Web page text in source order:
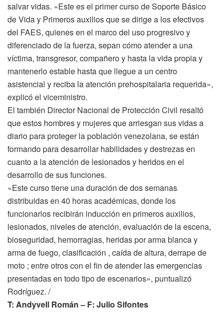
salvar vidas. «Este es el primer curso de Soporte Básico
de Vida y Primeros auxilios que se dirige a los efectivos
del FAES, quienes en el marco del uso progresivo y
diferenciado de la fuerza, sepan cómo atender a una
víctima, transgresor, compañero y hasta la vida propia y
mantenerlo estable hasta que llegue a un centro
asistencial y reciba la atención prehospitalaria requerida»,
explicó el viceministro.
El también Director Nacional de Protección Civil resaltó
que estos hombres y mujeres que arriesgan sus vidas a
diario para proteger la población venezolana, se están
formando para desarrollar habilidades y destrezas en
cuanto a la atención de lesionados y heridos en el
desarrollo de sus funciones.
«Este curso tiene una duración de dos semanas
distribuidas en 40 horas académicas, donde los
funcionarios recibirán inducción en primeros auxilios,
lesionados, niveles de atención, evaluación de la escena,
bioseguridad, hemorragias, heridas por arma blanca y
arma de fuego, clasificación , caída de altura, derrape de
moto ; entre otros con el fin de atender las emergencias
presentadas en todo tipo de escenarios», puntualizó
Rodríguez. /
T: Andyvell Román – F: Julio Sifontes